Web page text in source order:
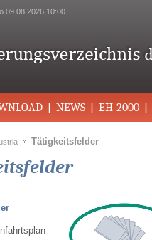
09.08.2026 10:00
NEWS EH-2000
Tätigkeitsfelder